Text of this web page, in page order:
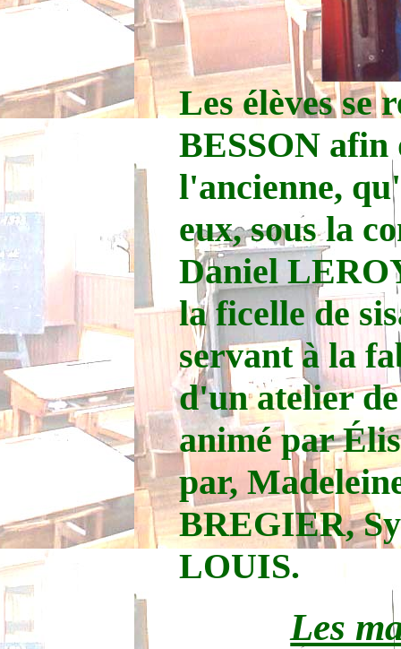
Les élèves se
BESSON afin
l'ancienne,
eux, sous la
Daniel
la ficelle de
servant à la
d'un atelier
animé par
par,
BREGIER,
LOUIS.
Les